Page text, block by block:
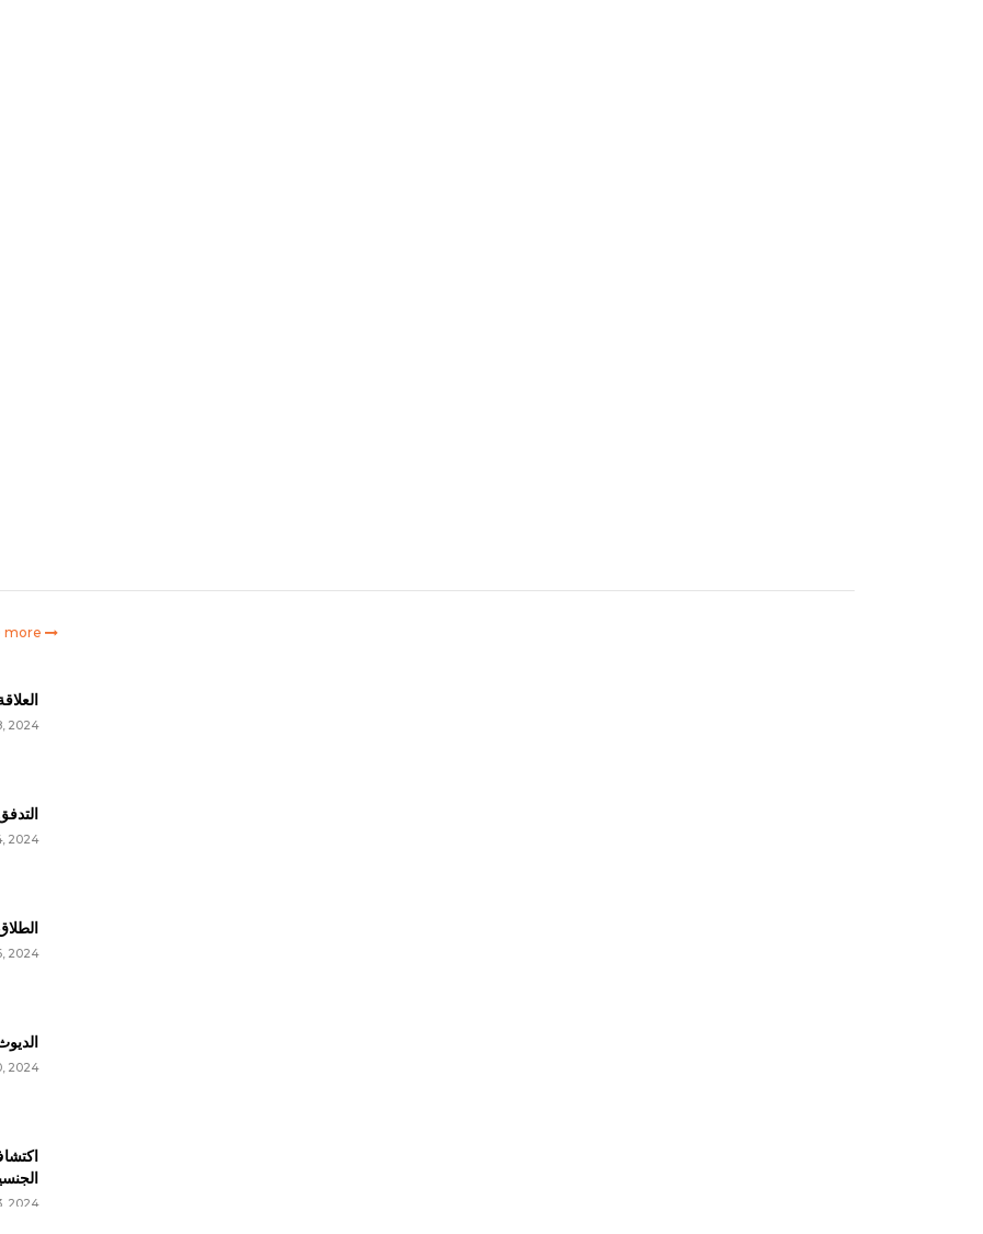
more
2024
2024
2024
2024
2024